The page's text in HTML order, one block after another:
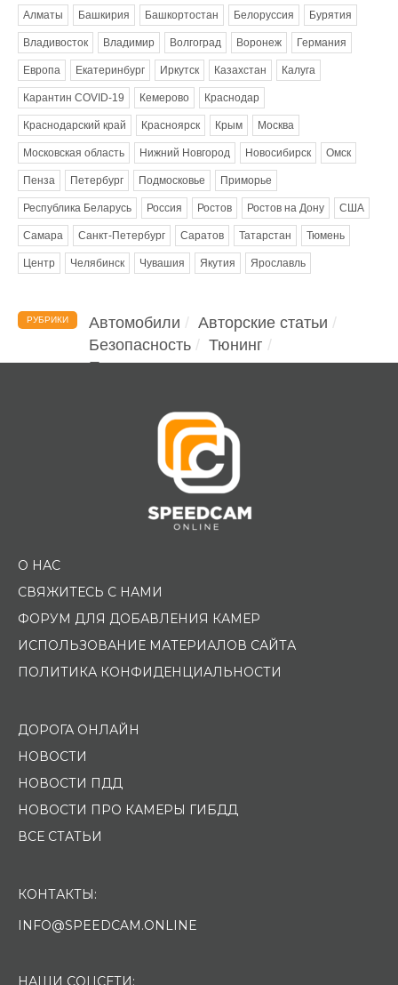
Алматы Башкирия Башкортостан Белоруссия Бурятия
Владивосток Владимир Волгоград Воронеж Германия
Европа Екатеринбург Иркутск Казахстан Калуга
Карантин COVID-19 Кемерово Краснодар
Краснодарский край Красноярск Крым Москва
Московская область Нижний Новгород Новосибирск Омск
Пенза Петербург Подмосковье Приморье
Республика Беларусь Россия Ростов Ростов на Дону США
Самара Санкт-Петербург Саратов Татарстан Тюмень
Центр Челябинск Чувашия Якутия Ярославль
РУБРИКИ Автомобили
Авторские статьи
Безопасность
Тюнинг
Помощь водителю
О НАС
СВЯЖИТЕСЬ С НАМИ
ФОРУМ ДЛЯ ДОБАВЛЕНИЯ КАМЕР
ИСПОЛЬЗОВАНИЕ МАТЕРИАЛОВ САЙТА
ПОЛИТИКА КОНФИДЕНЦИАЛЬНОСТИ
ДОРОГА ОНЛАЙН
НОВОСТИ
НОВОСТИ ПДД
НОВОСТИ ПРО КАМЕРЫ ГИБДД
ВСЕ СТАТЬИ
КОНТАКТЫ:
INFO@SPEEDCAM.ONLINE
НАШИ СОЦСЕТИ: